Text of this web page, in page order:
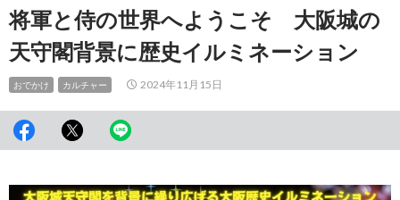
移
動将軍と侍の世界へようこそ 大阪城の
天守閣背景に歴史イルミネーション
おでかけ カルチャー 2024年11月15日